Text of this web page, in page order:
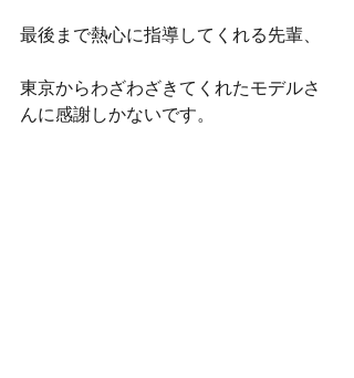
最後まで熱心に指導してくれる先輩、
東京からわざわざきてくれたモデルさ
んに感謝しかないです。